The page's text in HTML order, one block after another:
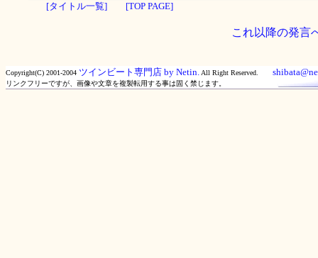
[タイトル一覧] [TOP PAGE]
これ以降の発言
Copyright(C) 2001-2004 ツインビート専門店 by Netin. All Right Reserved.
リンクフリーですが、画像や文章を複製転用する事は固く禁じます。